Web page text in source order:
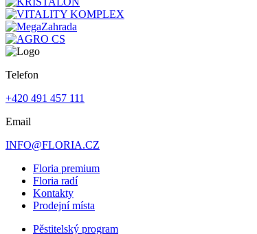
Telefon
+420 491 457 111
Email
INFO@FLORIA.CZ
Floria premium
Floria radí
Kontakty
Prodejní místa
Pěstitelský program